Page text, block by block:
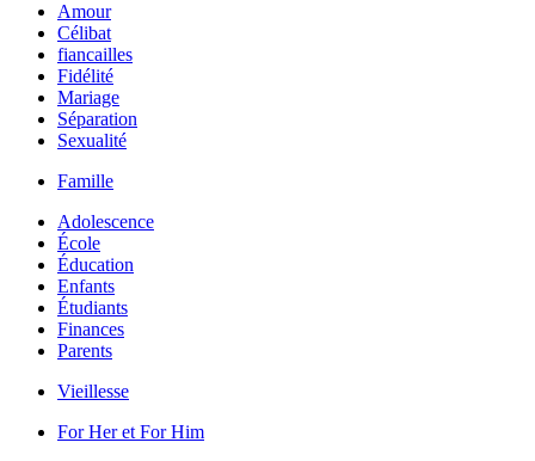
Amour
Célibat
fiancailles
Fidélité
Mariage
Séparation
Sexualité
Famille
Adolescence
École
Éducation
Enfants
Étudiants
Finances
Parents
Vieillesse
For Her et For Him